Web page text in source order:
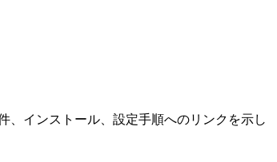
、インストール、設定手順へのリンクを示し